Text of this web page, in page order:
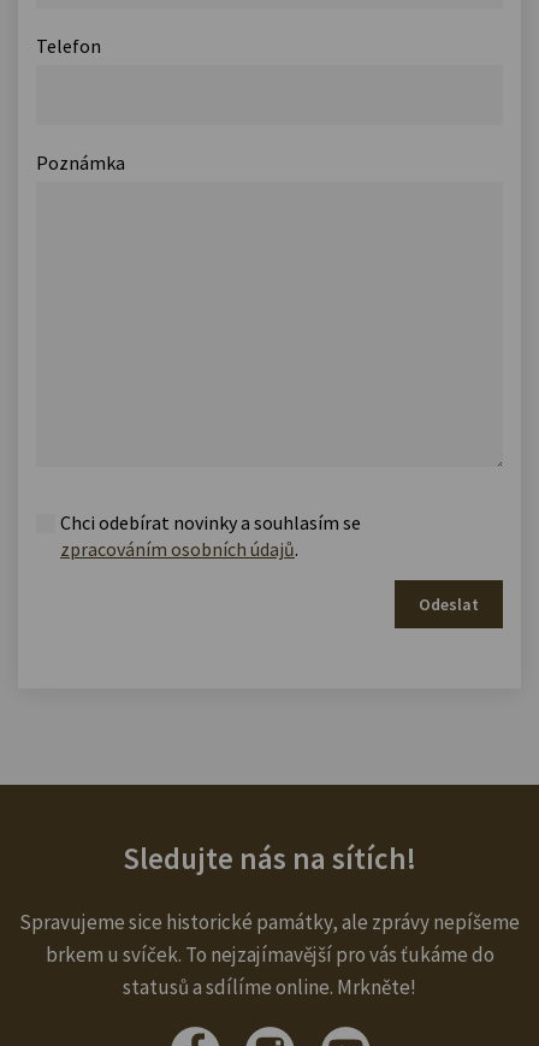
Telefon
Poznámka
Chci odebírat novinky a souhlasím se
zpracováním osobních údajů.
Odeslat
Sledujte nás na sítích!
Spravujeme sice historické památky, ale zprávy nepíšeme
brkem u svíček. To nejzajímavější pro vás ťukáme do
statusů a sdílíme online. Mrkněte!